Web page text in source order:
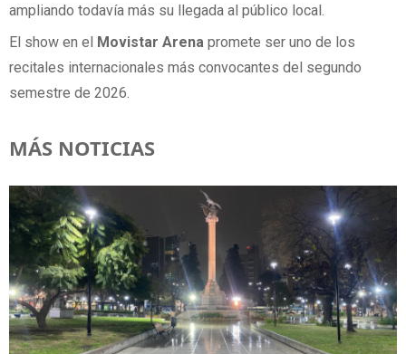
ampliando todavía más su llegada al público local.
El show en el
Movistar Arena promete ser uno de los
recitales internacionales más convocantes del segundo
semestre de 2026.
MÁS NOTICIAS